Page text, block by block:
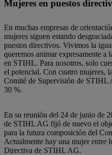
Mujeres en puestos
En muchas empresas de
mujeres siguen estando
puestos directivos. Vivimos la
queremos animar expresamente a
en STIHL. Para nosotros, solo
el potencial. Con cuatro mujeres,
Comité de Supervisión de STIHL
30 %.
En su reunión del 24 de junio de
de STIHL AG fijó de nuevo el
para la futura composición del
Actualmente hay una mujer entre
Directiva de STIHL AG.